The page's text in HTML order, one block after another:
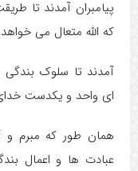
پیامبران آمدند تا
که الله متعال می
آمدند تا سلوک بندگی
ای واحد و یکدست
همان طور که مبرم و
عبادت ها و اعمال